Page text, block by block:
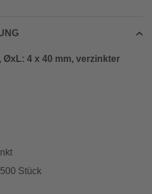
4 x 40 mm, verzinkter
Stück